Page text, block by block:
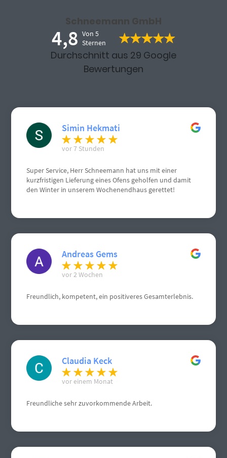
Schneemann GmbH
4,8 Von 5
Sternen
Durchschnitt aus 29 Google
Bewertungen
Simin Hekmati
vor 7 Stunden
Super Service, Herr Schneemann hat uns mit einer
kurzfristigen Lieferung eines Ofens geholfen und damit
den Winter in unserem Wochenendhaus gerettet!
Andreas Gems
vor 2 Wochen
Freundlich, kompetent, ein positiveres Gesamterlebnis.
Claudia Keck
vor einem Monat
Freundliche sehr zuvorkommende Arbeit.